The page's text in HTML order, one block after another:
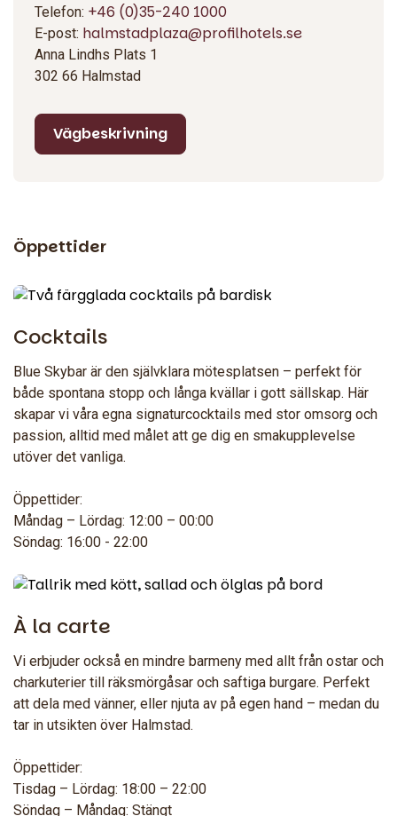
Telefon: +46 (0)35-240 1000
E-post: halmstadplaza@profilhotels.se
Anna Lindhs Plats 1
302 66 Halmstad
Vägbeskrivning
Öppettider
Cocktails
Blue Skybar är den självklara mötesplatsen – perfekt för
både spontana stopp och långa kvällar i gott sällskap. Här
skapar vi våra egna signaturcocktails med stor omsorg och
passion, alltid med målet att ge dig en smakupplevelse
utöver det vanliga.
Öppettider:
Måndag – Lördag: 12:00 – 00:00
Söndag: 16:00 - 22:00
À la carte
Vi erbjuder också en mindre barmeny med allt från ostar och
charkuterier till räksmörgåsar och saftiga burgare. Perfekt
att dela med vänner, eller njuta av på egen hand – medan du
tar in utsikten över Halmstad.
Öppettider:
Tisdag – Lördag: 18:00 – 22:00
Söndag – Måndag: Stängt